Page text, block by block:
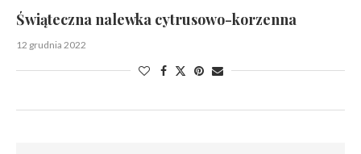
Świąteczna nalewka cytrusowo-korzenna
12 grudnia 2022